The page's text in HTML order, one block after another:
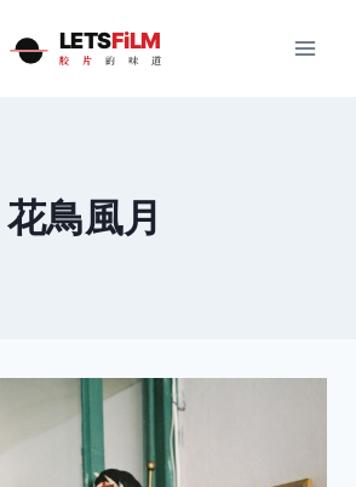
LETSFiLM
胶 片 的 味 道
花鳥風月